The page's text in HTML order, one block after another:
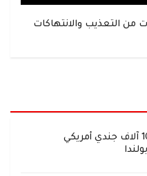
جندي يروي 3 سنوات من التعذيب والانتهاكات
موسكو تؤكد: نحو 10 آلاف جندي أمريكي